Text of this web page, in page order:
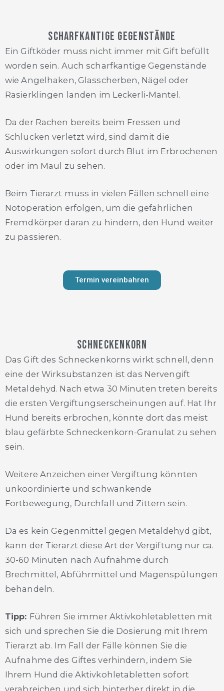
Scharfkantige Gegenstände
Ein Giftköder muss nicht immer mit Gift befüllt
worden sein. Auch scharfkantige Gegenstände
wie Angelhaken, Glasscherben, Nägel oder
Rasierklingen landen im Leckerli-Mantel.
Da der Rachen bereits beim Fressen und
Schlucken verletzt wird, sind damit die
Auswirkungen sofort durch Blut im Erbrochenen
oder im Maul zu sehen.
Beim Tierarzt muss in vielen Fällen schnell eine
Notoperation erfolgen, um die gefährlichen
Fremdkörper daran zu hindern, den Hund weiter
zu passieren.
Termin vereinbahren
Schneckenkorn
Das Gift des Schneckenkorns wirkt schnell, denn
eine der Wirksubstanzen ist das Nervengift
Metaldehyd. Nach etwa 30 Minuten treten bereits
die ersten Vergiftungserscheinungen auf. Hat Ihr
Hund bereits erbrochen, könnte dort das meist
blau gefärbte Schneckenkorn-Granulat zu sehen
sein.
Weitere Anzeichen einer Vergiftung könnten
unkoordinierte und schwankende
Fortbewegung, Durchfall und Zittern sein.
Da es kein Gegenmittel gegen Metaldehyd gibt,
kann der Tierarzt diese Art der Vergiftung nur ca.
30-60 Minuten nach Aufnahme durch
Brechmittel, Abführmittel und Magenspülungen
behandeln.
Tipp: Führen Sie immer Aktivkohletabletten mit
sich und sprechen Sie die Dosierung mit Ihrem
Tierarzt ab. Im Fall der Fälle können Sie die
Aufnahme des Giftes verhindern, indem Sie
Ihrem Hund die Aktivkohletabletten sofort